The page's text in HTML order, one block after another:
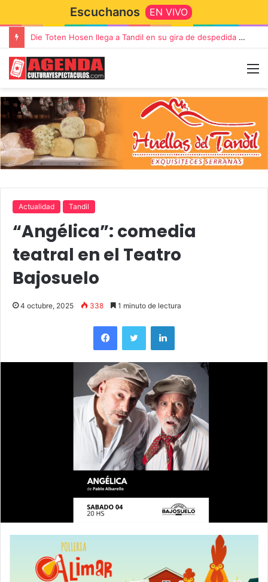
Escuchanos EN VIVO
Die Toten Hosen llega a Tandil en su gira de despedida «Fútbol, Asado, Vino y Adiós Amigos»
Actualidad Tandil
“Angélica”: comedia
teatral en el Teatro
Bajosuelo
4 octubre, 2025 338 1 minuto de lectura